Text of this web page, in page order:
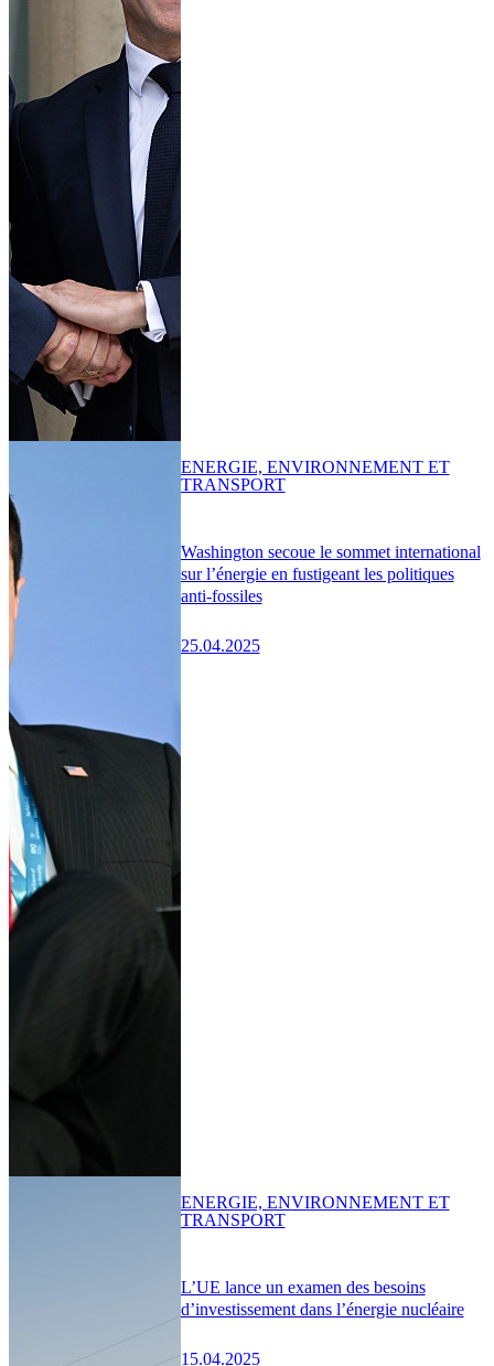
Washington secoue le sommet international
sur l’énergie en fustigeant les politiques
anti-fossiles
25.04.2025
ENERGIE, ENVIRONNEMENT ET
TRANSPORT
L’UE lance un examen des besoins
d’investissement dans l’énergie nucléaire
15.04.2025
ENERGIE, ENVIRONNEMENT ET
TRANSPORT